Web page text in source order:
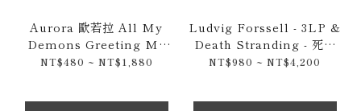
Aurora 歐若拉 All My
Demons Greeting Me
as A Friend (2016) 原裝
NT$480 ~ NT$1,880
Ludvig Forssell - 3LP &
Death Stranding - 死亡
擱淺 1&2 遊戲原聲帶 -
NT$980 ~ NT$4,200